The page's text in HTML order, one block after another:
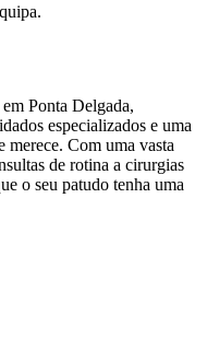
Ponta Delgada,
especializados e uma
merece. Com uma vasta
de rotina a cirurgias
o seu patudo tenha uma